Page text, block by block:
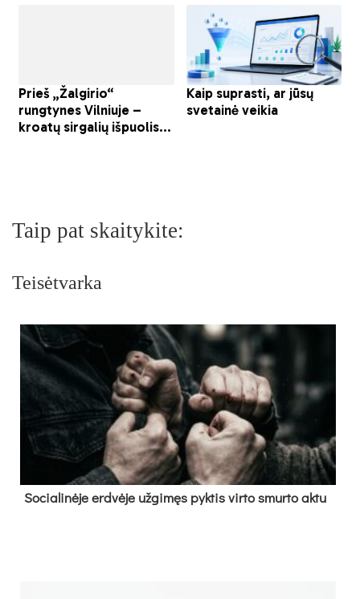
Taip pat skaitykite:
Teisėtvarka
So­cia­li­nė­je erd­vė­je už­gi­męs pyk­tis vir­to smur­to ak­tu